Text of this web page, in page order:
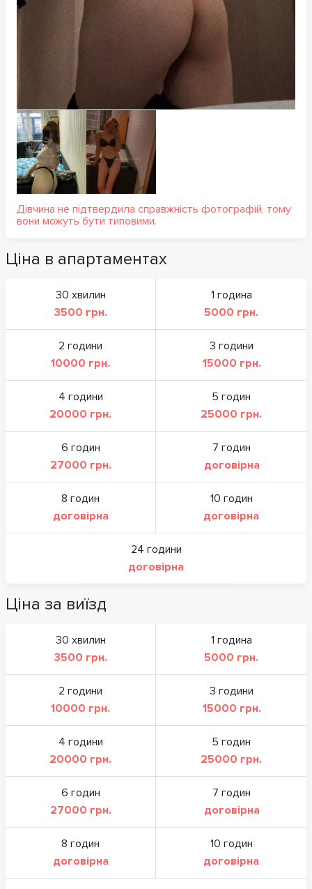
Дівчина не підтвердила справжність фотографій, тому
вони можуть бути типовими.
Ціна в апартаментах
30 хвилин
3500 грн.
1 година
5000 грн.
2 години
10000 грн.
3 години
15000 грн.
4 години
20000 грн.
5 годин
25000 грн.
6 годин
27000 грн.
7 годин
договірна
8 годин
договірна
10 годин
договірна
24 години
договірна
Ціна за виїзд
30 хвилин
3500 грн.
1 година
5000 грн.
2 години
10000 грн.
3 години
15000 грн.
4 години
20000 грн.
5 годин
25000 грн.
6 годин
27000 грн.
7 годин
договірна
8 годин
договірна
10 годин
договірна